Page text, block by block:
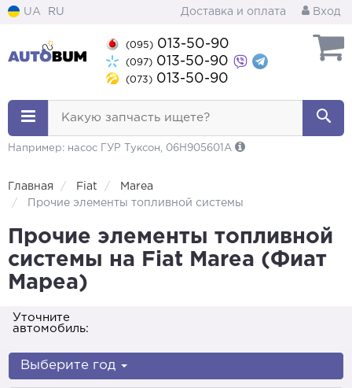
UA RU Доставка и оплата Вход
(095) 013-50-90
(097) 013-50-90
(073) 013-50-90
Какую запчасть ищете?
Например: насос ГУР Туксон, 06H905601A
Главная Fiat
Marea
Прочие элементы топливной системы
Прочие элементы топливной
системы на Fiat Marea (Фиат
Мареа)
Уточните
автомобиль:
Выберите год